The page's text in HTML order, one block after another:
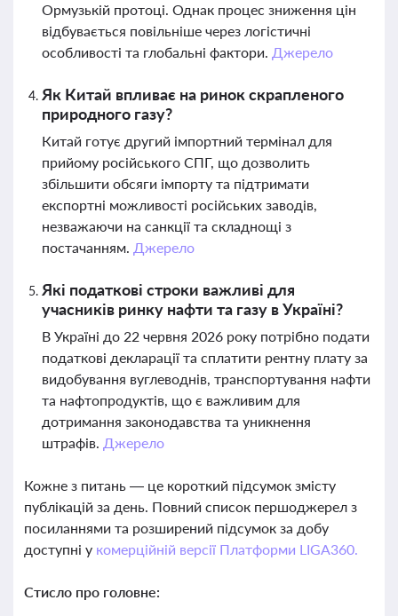
Ормузькій протоці. Однак процес зниження цін
відбувається повільніше через логістичні
особливості та глобальні фактори. Джерело
Як Китай впливає на ринок скрапленого
природного газу?
Китай готує другий імпортний термінал для
прийому російського СПГ, що дозволить
збільшити обсяги імпорту та підтримати
експортні можливості російських заводів,
незважаючи на санкції та складнощі з
постачанням. Джерело
Які податкові строки важливі для
учасників ринку нафти та газу в Україні?
В Україні до 22 червня 2026 року потрібно подати
податкові декларації та сплатити рентну плату за
видобування вуглеводнів, транспортування нафти
та нафтопродуктів, що є важливим для
дотримання законодавства та уникнення
штрафів. Джерело
Кожне з питань — це короткий підсумок змісту
публікацій за день. Повний список першоджерел з
посиланнями та розширений підсумок за добу
доступні у комерційній версії Платформи LIGA360.
Стисло про головне: